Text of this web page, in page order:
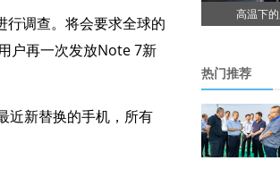
行调查。将会要求全球的
户再一次发放Note 7新
近新替换的手机，所有
高温下
热门推荐